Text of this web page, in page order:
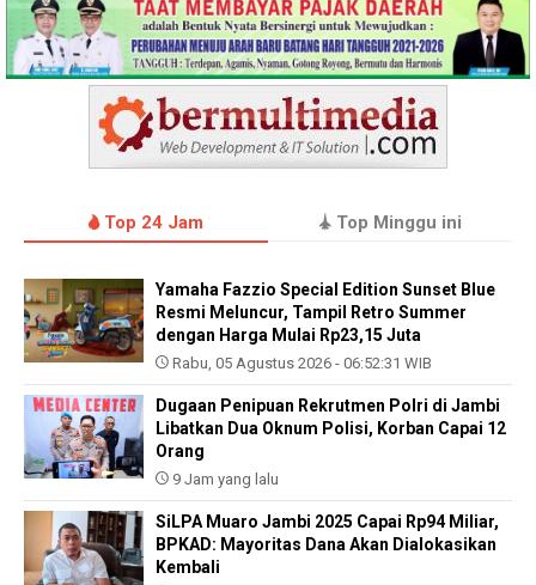
Top 24 Jam Top Minggu ini
Yamaha Fazzio Special Edition Sunset Blue
Resmi Meluncur, Tampil Retro Summer
dengan Harga Mulai Rp23,15 Juta
Rabu, 05 Agustus 2026 - 06:52:31 WIB
Dugaan Penipuan Rekrutmen Polri di Jambi
Libatkan Dua Oknum Polisi, Korban Capai 12
Orang
9 Jam yang lalu
SiLPA Muaro Jambi 2025 Capai Rp94 Miliar,
BPKAD: Mayoritas Dana Akan Dialokasikan
Kembali